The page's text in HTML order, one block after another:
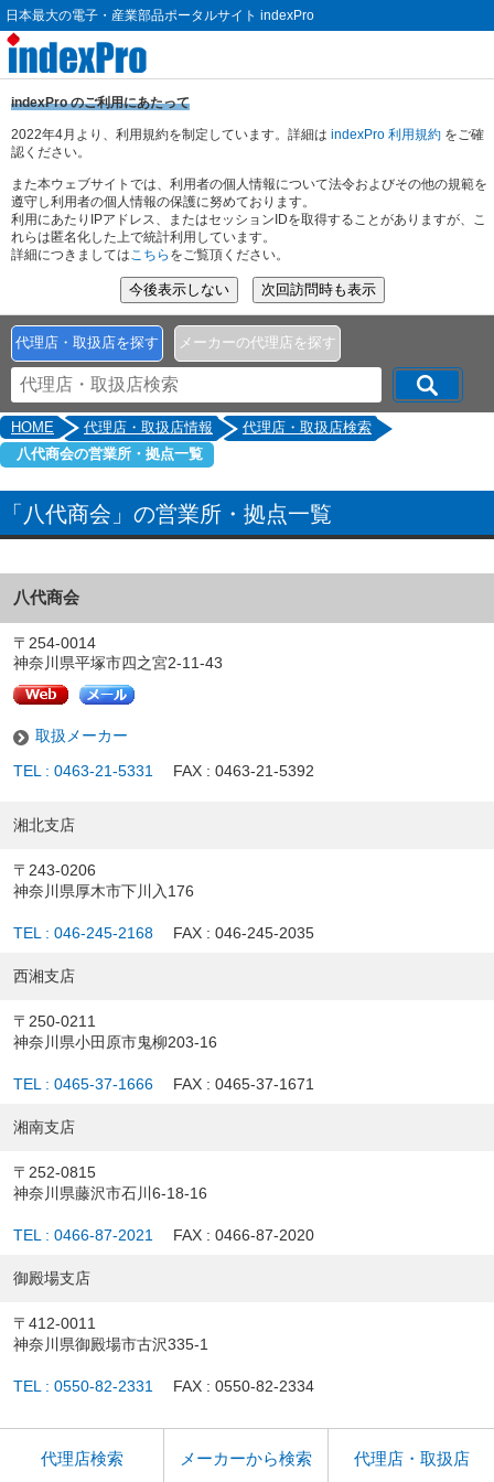
日本最大の電子・産業部品ポータルサイト indexPro
indexPro のご利用にあたって
2022年4月より、利用規約を制定しています。詳細は indexPro 利用規約 をご確
認ください。
また本ウェブサイトでは、利用者の個人情報について法令およびその他の規範を
遵守し利用者の個人情報の保護に努めております。
利用にあたりIPアドレス、またはセッションIDを取得することがありますが、こ
れらは匿名化した上で統計利用しています。
詳細につきましてはこちら をご覧頂ください。
代理店・取扱店を探す メーカーの代理店を探す
HOME 代理店・取扱店情報
代理店・取扱店検索
八代商会の営業所・拠点一覧
「八代商会」の営業所・拠点一覧
八代商会
〒254-0014
神奈川県平塚市四之宮2-11-43
取扱メーカー
TEL : 0463-21-5331 FAX : 0463-21-5392
湘北支店
〒243-0206
神奈川県厚木市下川入176
TEL : 046-245-2168 FAX : 046-245-2035
西湘支店
〒250-0211
神奈川県小田原市鬼柳203-16
TEL : 0465-37-1666 FAX : 0465-37-1671
湘南支店
〒252-0815
神奈川県藤沢市石川6-18-16
TEL : 0466-87-2021 FAX : 0466-87-2020
御殿場支店
〒412-0011
神奈川県御殿場市古沢335-1
TEL : 0550-82-2331 FAX : 0550-82-2334
代理店検索 メーカーから検索 代理店・取扱店